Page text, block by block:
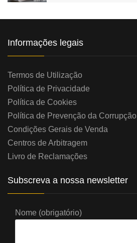
Informações legais
Termos de Utilização
Política de Privacidade
Política de Cookies
Política de Prevenção da Corrupção
Condições Gerais de Venda
Centros de Arbitragem
Livro de Reclamações
Subscreva a nossa newsletter
Nome (obrigatório)